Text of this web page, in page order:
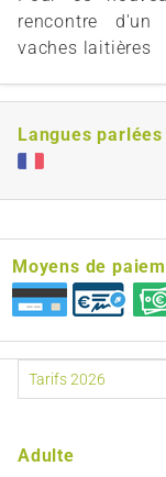
rencontre
vaches laitières
Langues parlées
Moyens de
Adulte